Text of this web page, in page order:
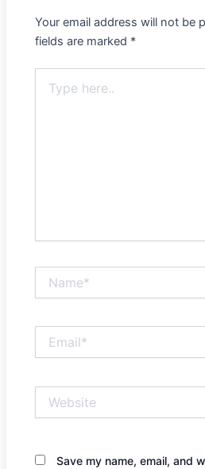
Your email address will not be
fields are marked *
here..
Save my name, email, and